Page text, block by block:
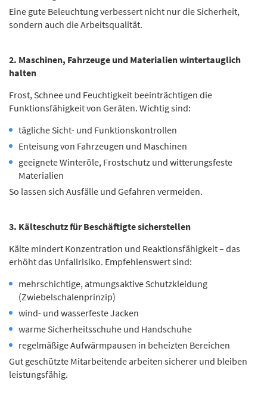
Eine gute Beleuchtung verbessert nicht nur die Sicherheit,
sondern auch die Arbeitsqualität.
2. Maschinen, Fahrzeuge und Materialien wintertauglich
halten
Frost, Schnee und Feuchtigkeit beeinträchtigen die
Funktionsfähigkeit von Geräten. Wichtig sind:
tägliche Sicht- und Funktionskontrollen
Enteisung von Fahrzeugen und Maschinen
geeignete Winteröle, Frostschutz und witterungsfeste
Materialien
So lassen sich Ausfälle und Gefahren vermeiden.
3. Kälteschutz für Beschäftigte sicherstellen
Kälte mindert Konzentration und Reaktionsfähigkeit – das
erhöht das Unfallrisiko. Empfehlenswert sind:
mehrschichtige, atmungsaktive Schutzkleidung
(Zwiebelschalenprinzip)
wind- und wasserfeste Jacken
warme Sicherheitsschuhe und Handschuhe
regelmäßige Aufwärmpausen in beheizten Bereichen
Gut geschützte Mitarbeitende arbeiten sicherer und bleiben
leistungsfähig.